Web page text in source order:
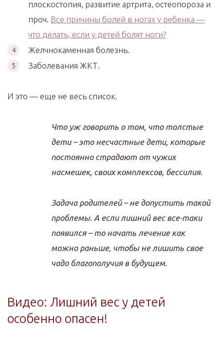
плоскостопия, развитие артрита, остеопороза и
проч. Все причины болей в ногах у ребенка —
что делать, если у детей болят ноги?
Желчнокаменная болезнь.
Заболевания ЖКТ.
И это — еще не весь список.
Что уж говорить о том, что толстые
дети – это несчастные дети, которые
постоянно страдают от чужих
насмешек, своих комплексов, бессилия.
Задача родителей – не допустить такой
проблемы. А если лишний вес все-таки
появился – то начать лечение как
можно раньше, чтобы не лишить свое
чадо благополучия в будущем.
Видео: Лишний вес у детей
особенно опасен!